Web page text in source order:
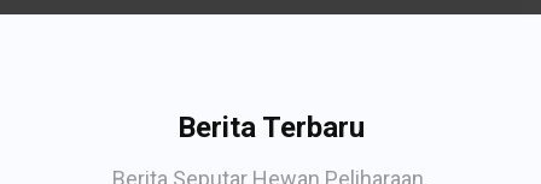
Berita Terbaru
Berita Seputar Hewan Peliharaan.